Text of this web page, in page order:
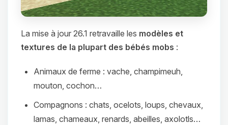
La mise à jour 26.1 retravaille les modèles et
textures de la plupart des bébés mobs :
Animaux de ferme : vache, champimeuh,
mouton, cochon…
Compagnons : chats, ocelots, loups, chevaux,
lamas, chameaux, renards, abeilles, axolotls…